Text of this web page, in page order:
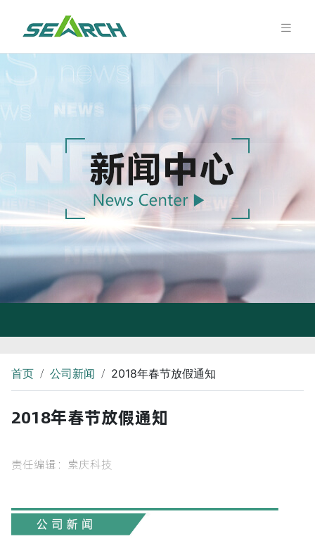
首页 / 公司新闻 / 2018年春节放假通知
2018年春节放假通知
责任编辑：索庆科技